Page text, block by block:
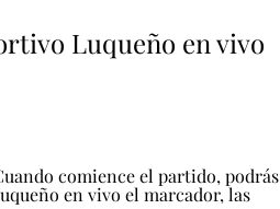
Luqueño en vivo
comience el partido, podrás
en vivo el marcador, las